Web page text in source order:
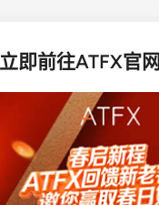
立即前往ATFX官网